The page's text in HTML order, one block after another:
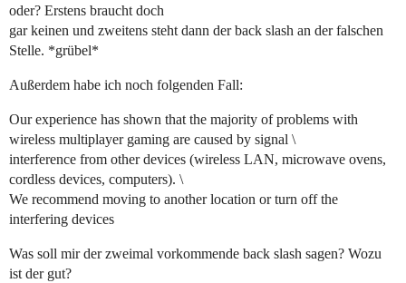
oder? Erstens braucht doch
gar keinen und zweitens steht dann der back slash an der falschen
Stelle. *grübel*
Außerdem habe ich noch folgenden Fall:
Our experience has shown that the majority of problems with
wireless multiplayer gaming are caused by signal \
interference from other devices (wireless LAN, microwave ovens,
cordless devices, computers). \
We recommend moving to another location or turn off the
interfering devices
Was soll mir der zweimal vorkommende back slash sagen? Wozu
ist der gut?